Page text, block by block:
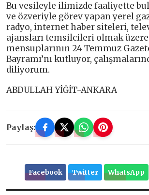
Bu vesileyle ilimizde faaliyette
ve özveriyle görev yapan yerel
radyo, internet haber siteleri,
ajansları temsilcileri olmak üzere
mensuplarının 24 Temmuz
Bayramı’nı kutluyor,
diliyorum.
ABDULLAH YİĞİT-ANKARA
Paylaş:
Facebook Twitter WhatsApp